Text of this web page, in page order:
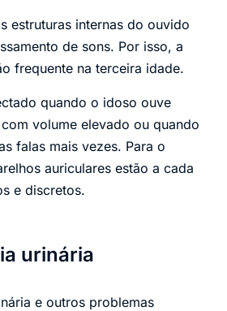
estruturas internas do ouvido
de sons. Por isso, a
frequente na terceira idade.
quando o idoso ouve
volume elevado ou quando
falas mais vezes. Para o
auriculares estão a cada
e discretos.
urinária
e outros problemas